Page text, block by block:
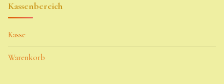
Kassenbereich
Kasse
Warenkorb